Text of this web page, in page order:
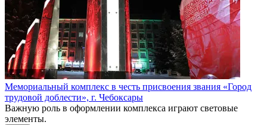
Мемориальный комплекс в честь присвоения звания «Город
трудовой доблести», г. Чебоксары
Важную роль в оформлении комплекса играют световые
элементы.